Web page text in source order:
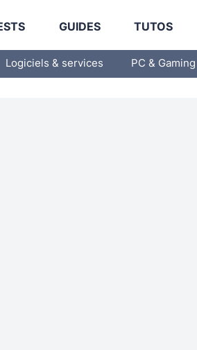
GUIDES TUTOS
Logiciels & services PC & Gaming